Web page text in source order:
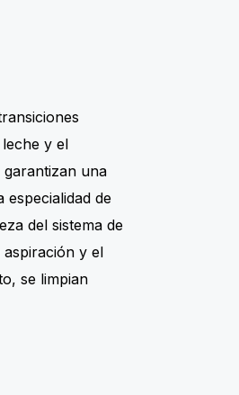
y el
una
de
del sistema de
y el
se limpian